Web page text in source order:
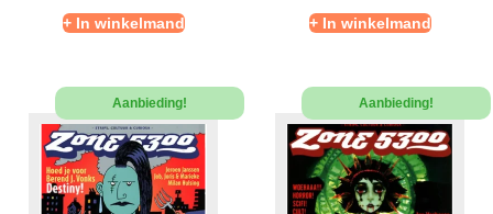
+ In winkelmand + In winkelmand
Aanbieding! Aanbieding!